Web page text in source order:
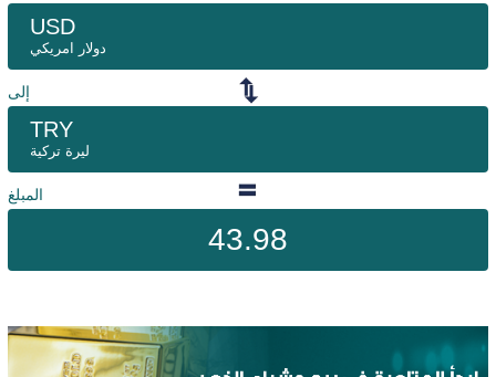
USD
دولار امريكي
إلى
TRY
ليرة تركية
المبلغ
43.98